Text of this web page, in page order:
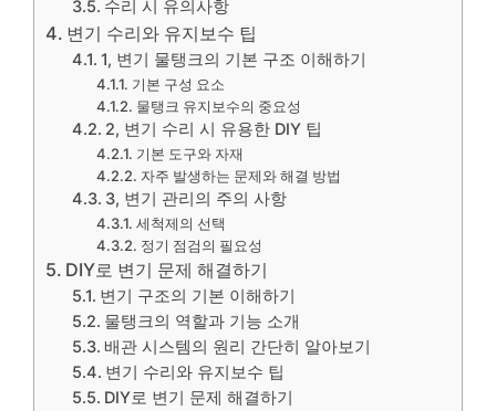
수리 시 유의사항
변기 수리와 유지보수 팁
1, 변기 물탱크의 기본 구조 이해하기
기본 구성 요소
물탱크 유지보수의 중요성
2, 변기 수리 시 유용한 DIY 팁
기본 도구와 자재
자주 발생하는 문제와 해결 방법
3, 변기 관리의 주의 사항
세척제의 선택
정기 점검의 필요성
DIY로 변기 문제 해결하기
변기 구조의 기본 이해하기
물탱크의 역할과 기능 소개
배관 시스템의 원리 간단히 알아보기
변기 수리와 유지보수 팁
DIY로 변기 문제 해결하기